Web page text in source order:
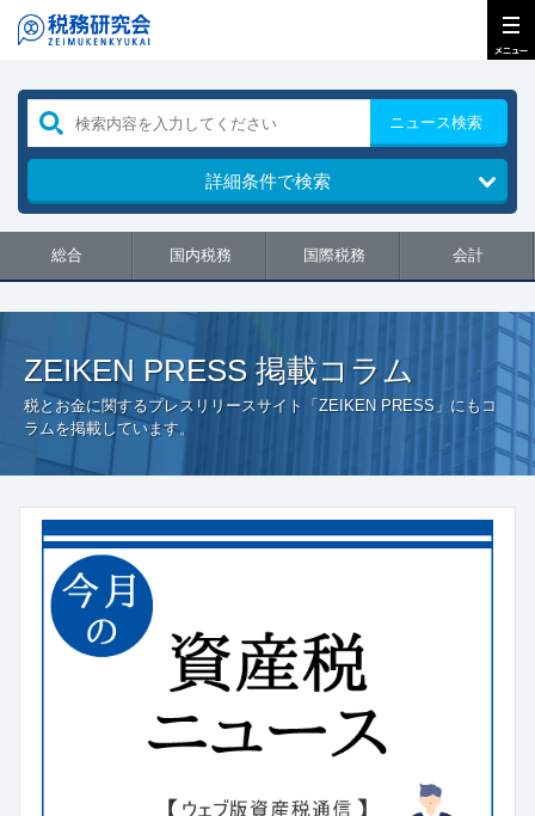
ニュース検索
詳細条件で検索
総合 国内税務 国際税務 会計
ZEIKEN PRESS 掲載コラム
税とお金に関するプレスリリースサイト「ZEIKEN PRESS」にもコ
ラムを掲載しています。